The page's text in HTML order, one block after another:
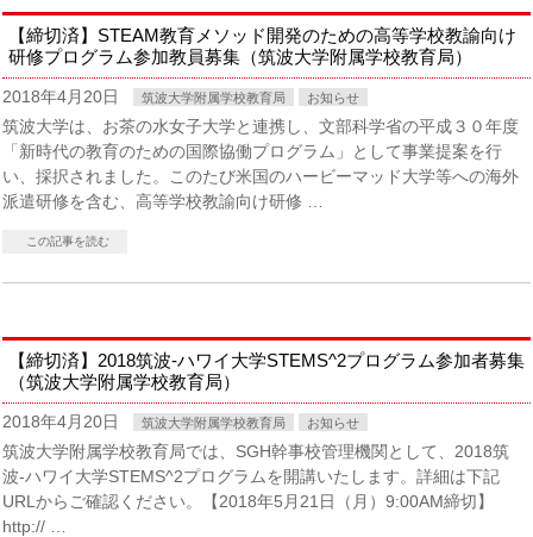
【締切済】STEAM教育メソッド開発のための高等学校教諭向け
研修プログラム参加教員募集（筑波大学附属学校教育局）
2018年4月20日 筑波大学附属学校教育局 お知らせ
筑波大学は、お茶の水女子大学と連携し、文部科学省の平成３０年度
「新時代の教育のための国際協働プログラム」として事業提案を行
い、採択されました。このたび米国のハービーマッド大学等への海外
派遣研修を含む、高等学校教諭向け研修 …
この記事を読む
【締切済】2018筑波-ハワイ大学STEMS^2プログラム参加者募集
（筑波大学附属学校教育局）
2018年4月20日 筑波大学附属学校教育局 お知らせ
筑波大学附属学校教育局では、SGH幹事校管理機関として、2018筑
波-ハワイ大学STEMS^2プログラムを開講いたします。詳細は下記
URLからご確認ください。【2018年5月21日（月）9:00AM締切】
http:// …